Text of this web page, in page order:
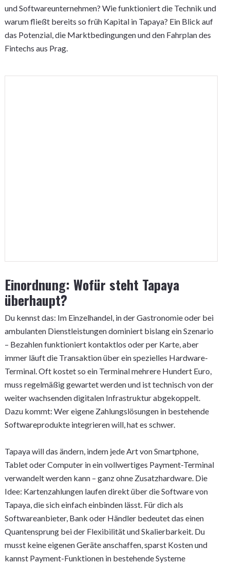
und Softwareunternehmen? Wie funktioniert die Technik und
warum fließt bereits so früh Kapital in Tapaya? Ein Blick auf
das Potenzial, die Marktbedingungen und den Fahrplan des
Fintechs aus Prag.
Einordnung: Wofür steht Tapaya
überhaupt?
Du kennst das: Im Einzelhandel, in der Gastronomie oder bei
ambulanten Dienstleistungen dominiert bislang ein Szenario
– Bezahlen funktioniert kontaktlos oder per Karte, aber
immer läuft die Transaktion über ein spezielles Hardware-
Terminal. Oft kostet so ein Terminal mehrere Hundert Euro,
muss regelmäßig gewartet werden und ist technisch von der
weiter wachsenden digitalen Infrastruktur abgekoppelt.
Dazu kommt: Wer eigene Zahlungslösungen in bestehende
Softwareprodukte integrieren will, hat es schwer.
Tapaya will das ändern, indem jede Art von Smartphone,
Tablet oder Computer in ein vollwertiges Payment-Terminal
verwandelt werden kann – ganz ohne Zusatzhardware. Die
Idee: Kartenzahlungen laufen direkt über die Software von
Tapaya, die sich einfach einbinden lässt. Für dich als
Softwareanbieter, Bank oder Händler bedeutet das einen
Quantensprung bei der Flexibilität und Skalierbarkeit. Du
musst keine eigenen Geräte anschaffen, sparst Kosten und
kannst Payment-Funktionen in bestehende Systeme